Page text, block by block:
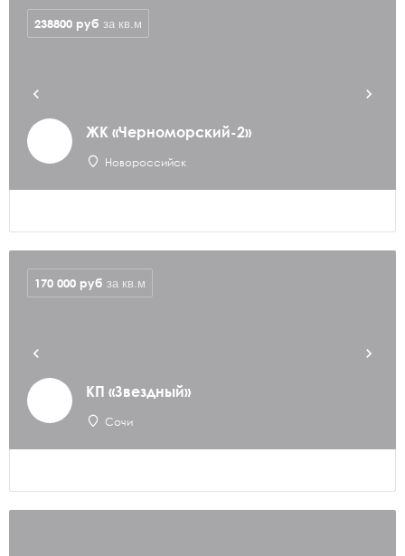
ЖК «Черноморский-2»
Новороссийск
238800 руб за кв.м
КП «Звездный»
Сочи
170 000 руб за кв.м